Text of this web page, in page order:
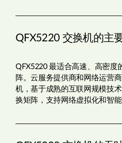
QFX5220 交换机的主
QFX5220 最适合高速、高密度
阵。云服务提供商和网络运营
机，基于成熟的互联网规模技
换矩阵，支持网络虚拟化和智能